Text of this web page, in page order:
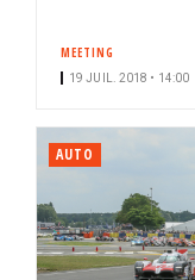
MEETING
19 JUIL. 2018 • 14:00
AUTO